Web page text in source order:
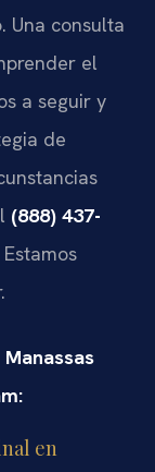
Una consulta
el
a seguir y
de
(888) 437-
en